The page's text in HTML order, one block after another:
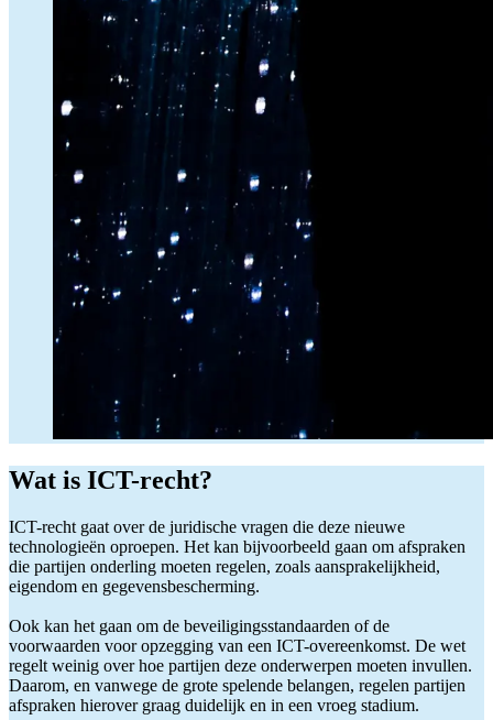
Wat is ICT-recht?
ICT-recht gaat over de juridische vragen die deze nieuwe
technologieën oproepen. Het kan bijvoorbeeld gaan om afspraken
die partijen onderling moeten regelen, zoals aansprakelijkheid,
eigendom en gegevensbescherming.
Ook kan het gaan om de beveiligingsstandaarden of de
voorwaarden voor opzegging van een ICT-overeenkomst. De wet
regelt weinig over hoe partijen deze onderwerpen moeten invullen.
Daarom, en vanwege de grote spelende belangen, regelen partijen
afspraken hierover graag duidelijk en in een vroeg stadium.